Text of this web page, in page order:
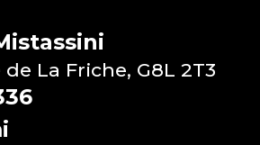
La Friche, G8L 2T3